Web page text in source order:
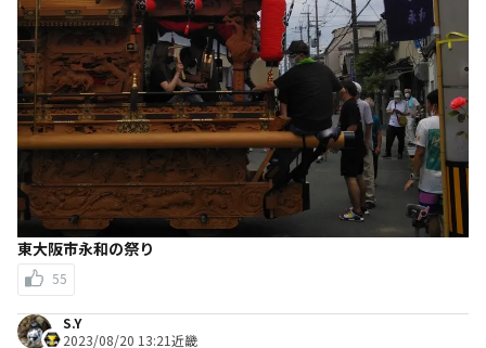
東大阪市永和の祭り
55
S.Y
2023/08/20 13:21近畿